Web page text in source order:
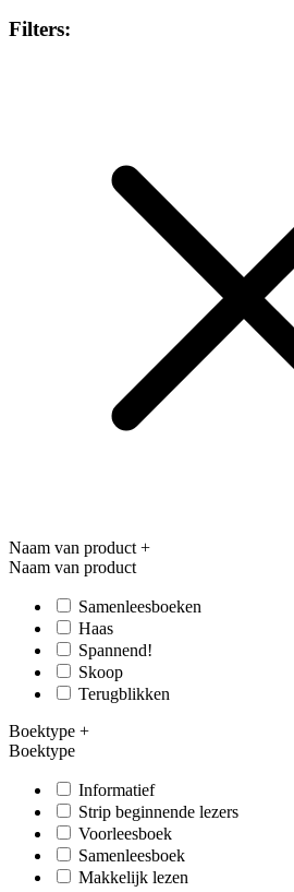
Filters:
Naam van product +
Naam van product
Samenleesboeken
Haas
Spannend!
Skoop
Terugblikken
Boektype +
Boektype
Informatief
Strip beginnende lezers
Voorleesboek
Samenleesboek
Makkelijk lezen